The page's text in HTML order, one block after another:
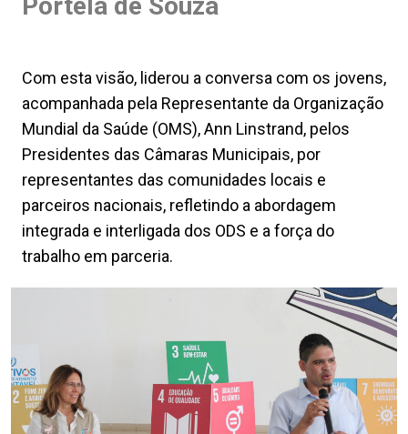
Com esta visão, liderou a conversa com os jovens,
acompanhada pela Representante da Organização
Mundial da Saúde (OMS), Ann Linstrand, pelos
Presidentes das Câmaras Municipais, por
representantes das comunidades locais e
parceiros nacionais, refletindo a abordagem
integrada e interligada dos ODS e a força do
trabalho em parceria.